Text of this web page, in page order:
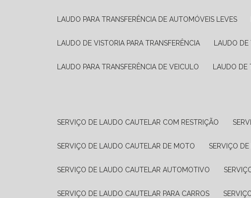
LAUDO PARA TRANSFERÊNCIA DE AUTOMÓVEIS LEVES
LAUDO DE VISTORIA PARA TRANSFERÊNCIA LAUDO
LAUDO PARA TRANSFERÊNCIA DE VEICULO LAUDO
SERVIÇO DE LAUDO CAUTELAR COM RESTRIÇÃO
SERVIÇO DE LAUDO CAUTELAR DE MOTO SERVIÇO
SERVIÇO DE LAUDO CAUTELAR AUTOMOTIVO
SERVIÇO DE LAUDO CAUTELAR PARA CARROS